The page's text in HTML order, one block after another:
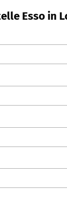
Esso in